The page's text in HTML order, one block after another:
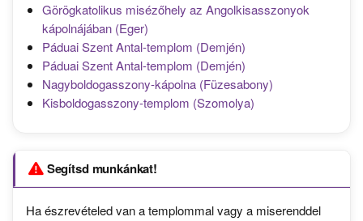
Segítsd munkánkat!
Ha észrevételed van a templommal vagy a miserenddel
Görögkatolikus misézőhely az Angolkisasszonyok
kápolnájában (Eger)
Páduai Szent Antal-templom (Demjén)
Páduai Szent Antal-templom (Demjén)
Nagyboldogasszony-kápolna (Füzesabony)
Kisboldogasszony-templom (Szomolya)